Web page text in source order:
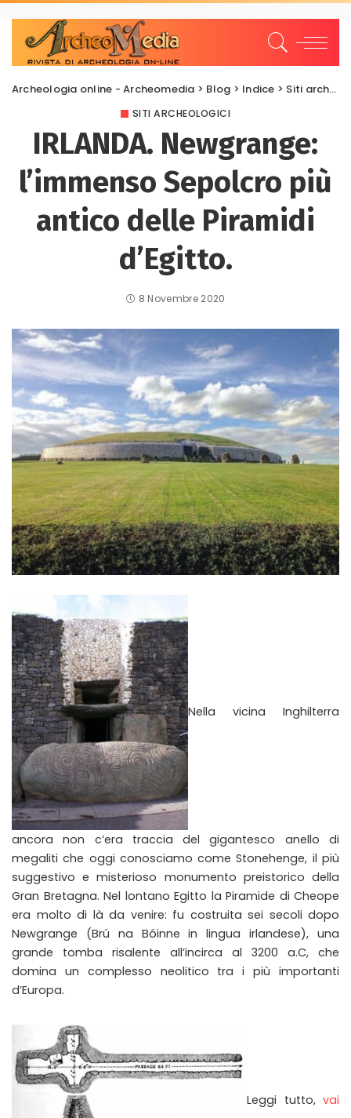
Archeologia online - Archeomedia > Blog > Indice > Siti archeologici
SITI ARCHEOLOGICI
IRLANDA. Newgrange:
l’immenso Sepolcro più
antico delle Piramidi
d’Egitto.
8 Novembre 2020
Nella vicina Inghilterra
ancora non c’era traccia del gigantesco anello di
megaliti che oggi conosciamo come Stonehenge, il più
suggestivo e misterioso monumento preistorico della
Gran Bretagna. Nel lontano Egitto la Piramide di Cheope
era molto di là da venire: fu costruita sei secoli dopo
Newgrange (Brú na Bóinne in lingua irlandese), una
grande tomba risalente all’incirca al 3200 a.C, che
domina un complesso neolitico tra i più importanti
d’Europa.
Leggi tutto, vai